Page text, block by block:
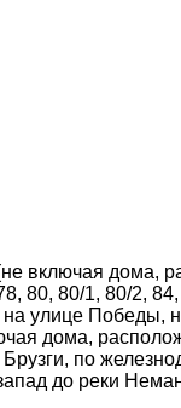
включая
80, 80/1, 80/2,
улице Победы,
дома,
по
до реки